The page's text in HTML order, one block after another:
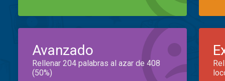
Avanzado
Rellenar 204 palabras al azar de 408
(50%)